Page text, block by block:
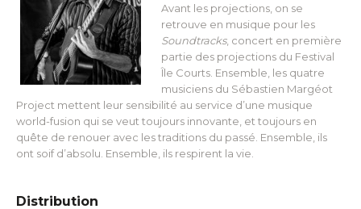
Avant les projections, on se
retrouve en musique pour les
Soundtracks, concert en première
partie des projections du Festival
Île Courts. Ensemble, les quatre
musiciens du Sébastien Margéot
Project mettent leur sensibilité au service d’une musique
world-fusion qui se veut toujours innovante, et toujours en
quête de renouer avec les traditions du passé. Ensemble, ils
ont soif d’absolu. Ensemble, ils respirent la vie.
Distribution